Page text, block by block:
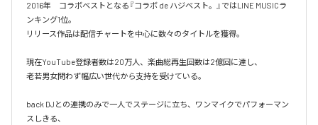
2016年　コラボベストとなる『コラボ de ハジベスト。』ではLINE MUSICラ
ンキング1位。
リリース作品は配信チャートを中心に数々のタイトルを獲得。
現在YouTube登録者数は20万人、楽曲総再生回数は2億回に達し、
老若男女問わず幅広い世代から支持を受けている。
back DJとの連携のみで一人でステージに立ち、ワンマイクでパフォーマン
スしきる、